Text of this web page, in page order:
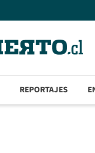
REPORTAJES